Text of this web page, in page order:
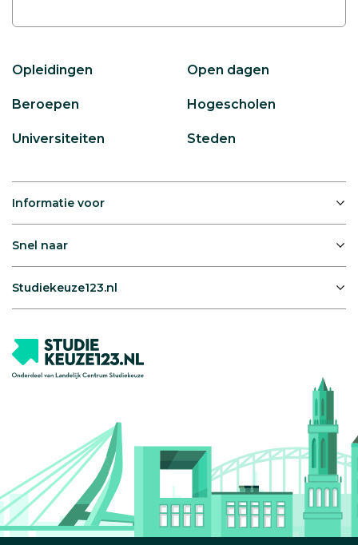
Opleidingen Open dagen
Beroepen Hogescholen
Universiteiten Steden
Informatie voor
Snel naar
Studiekeuze123.nl